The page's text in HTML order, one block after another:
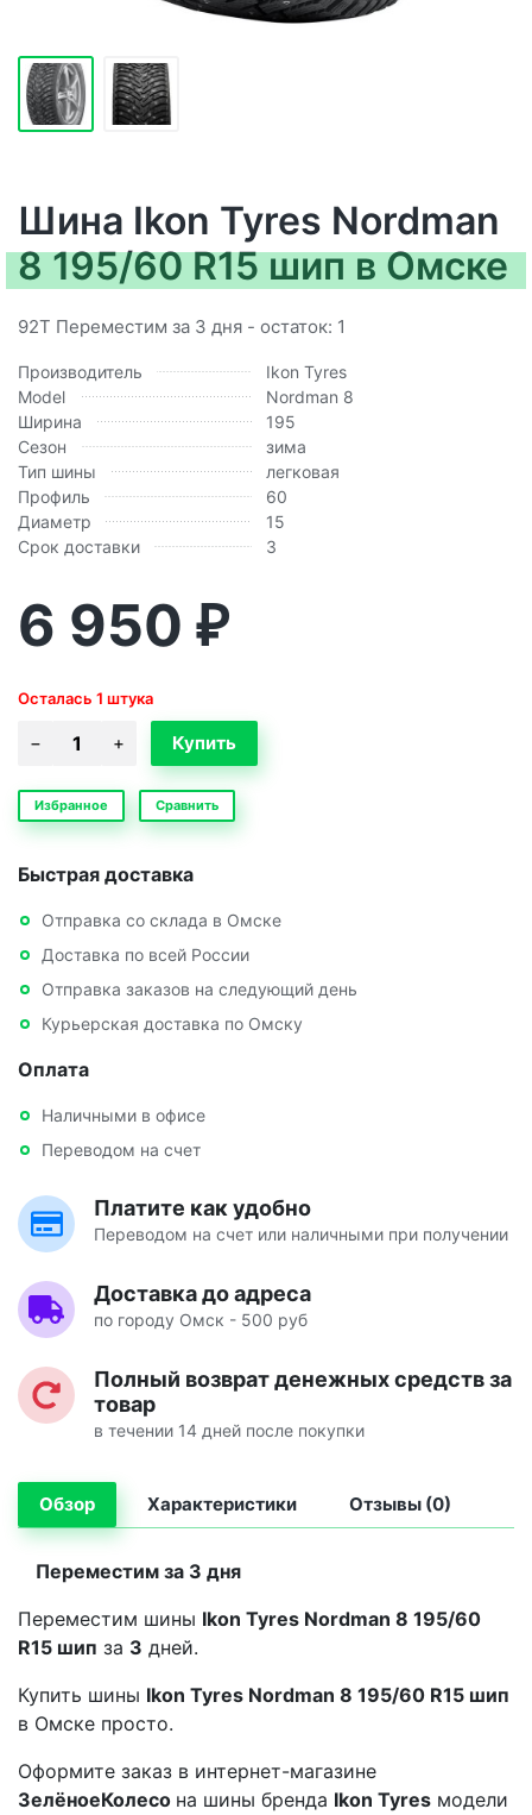
Шина Ikon Tyres Nordman
8 195/60 R15 шип в Омске
92T Переместим за 3 дня - остаток: 1
Производитель
Ikon Tyres
Model
Nordman 8
Ширина
195
Сезон
зима
Тип шины
легковая
Профиль
60
Диаметр
15
Срок доставки
3
6 950 ₽
Осталась 1 штука
Избранное Сравнить
Быстрая доставка
Отправка со склада в Омске
Доставка по всей России
Отправка заказов на следующий день
Курьерская доставка по Омску
Оплата
Наличными в офисе
Переводом на счет
Платите как удобно
Переводом на счет или наличными при получении
Доставка до адреса
по городу Омск - 500 руб
Полный возврат денежных средств за
товар
в течении 14 дней после покупки
Обзор Характеристики Отзывы (0)
Переместим за 3 дня
Переместим шины Ikon Tyres Nordman 8 195/60
R15 шип за 3 дней.
Купить шины Ikon Tyres Nordman 8 195/60 R15 шип
в Омске просто.
Оформите заказ в интернет-магазине
ЗелёноеКолесо на шины бренда Ikon Tyres модели